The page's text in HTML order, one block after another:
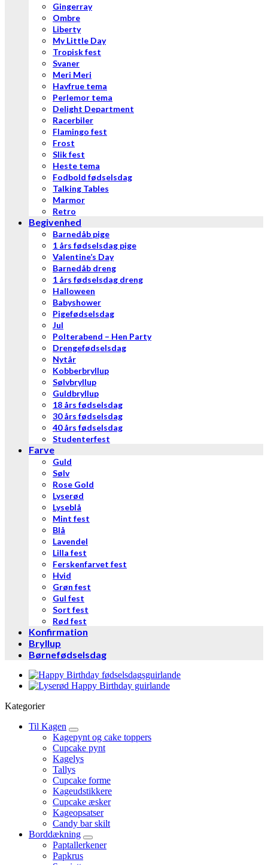
Gingerray
Ombre
Liberty
My Little Day
Tropisk fest
Svaner
Meri Meri
Havfrue tema
Perlemor tema
Delight Department
Racerbiler
Flamingo fest
Frost
Slik fest
Heste tema
Fodbold fødselsdag
Talking Tables
Marmor
Retro
Begivenhed
Barnedåb pige
1 års fødselsdag pige
Valentine’s Day
Barnedåb dreng
1 års fødselsdag dreng
Halloween
Babyshower
Pigefødselsdag
Jul
Polterabend – Hen Party
Drengefødselsdag
Nytår
Kobberbryllup
Sølvbryllup
Guldbryllup
18 års fødselsdag
30 års fødselsdag
40 års fødselsdag
Studenterfest
Farve
Guld
Sølv
Rose Gold
Lyserød
Lyseblå
Mint fest
Blå
Lavendel
Lilla fest
Ferskenfarvet fest
Hvid
Grøn fest
Gul fest
Sort fest
Rød fest
Konfirmation
Bryllup
Børnefødselsdag
Kategorier
Til Kagen
Kagepynt og cake toppers
Cupcake pynt
Kagelys
Tallys
Cupcake forme
Kageudstikkere
Cupcake æsker
Kageopsatser
Candy bar skilt
Borddækning
Paptallerkener
Papkrus